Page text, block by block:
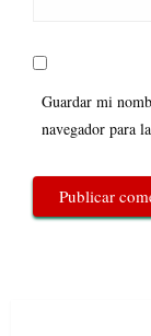
Guardar mi
navegador para